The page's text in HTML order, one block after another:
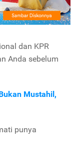
dan KPR
Anda sebelum
Mustahil,
punya